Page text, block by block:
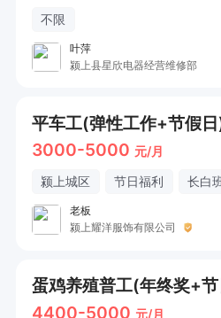
不限
叶萍
颍上县星欣电器经营维修部
平车工(弹性工作+节假
3000-5000 元/月
颍上城区 节日福利 长白
老板
颍上耀洋服饰有限公司
蛋鸡养殖普工(年终奖+
4400-5000 元/月